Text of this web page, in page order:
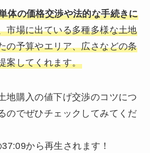
体の価格交渉や法的な手続きに
市場に出ている多種多様な土地
の予算やエリア、広さなどの条
案してくれます。
地購入の値下げ交渉のコツにつ
のでぜひチェックしてみてくだ
から再生されます！